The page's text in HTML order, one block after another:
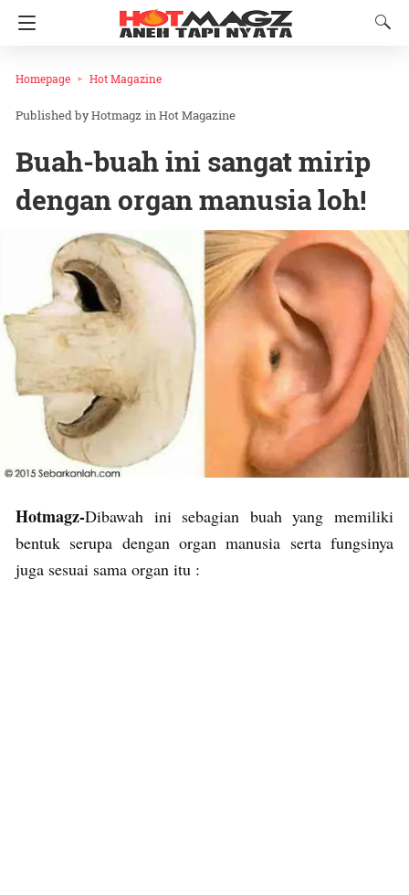
Homepage Hot Magazine
Hotmagz inHot Magazine
Buah-buah ini sangat mirip
dengan organ manusia loh!
Hotmagz-Dibawah ini sebagian buah yang memiliki
bentuk serupa dengan organ manusia serta fungsinya
juga sesuai sama organ itu :